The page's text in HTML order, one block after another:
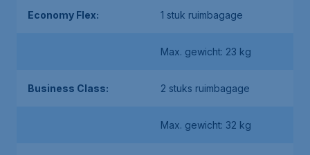
Economy Flex: 1 stuk ruimbagage
Max. gewicht: 23 kg
Business Class: 2 stuks ruimbagage
Max. gewicht: 32 kg